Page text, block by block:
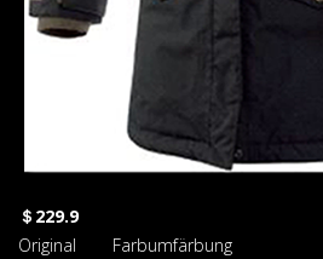
＄229.9
Original Farbumfärbung